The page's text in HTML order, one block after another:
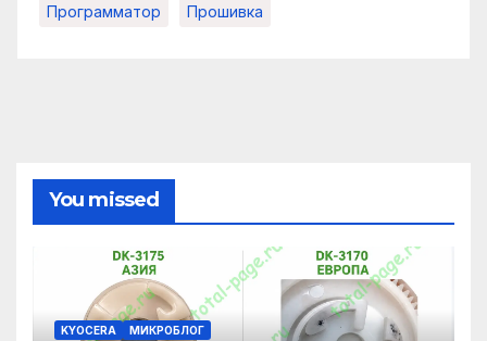
Программатор Прошивка
You missed
KYOCERA МИКРОБЛОГ